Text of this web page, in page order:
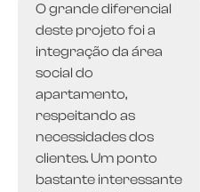
O grande diferencial
deste projeto foi a
integração da área
social do
apartamento,
respeitando as
necessidades dos
clientes. Um ponto
bastante interessante